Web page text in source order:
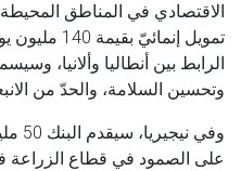
الاقتصادي في المناطق
تمويل
الرابط بين أنطاليا وألانيا،
وتحسين السلامة، والحدّ من
وفي
على الصمود في قطاع الزراعة